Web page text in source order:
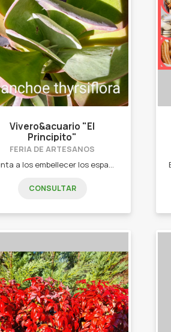
Vivero&acuario "El
Principito"
FERIA DE ARTESANOS
CONSULTAR